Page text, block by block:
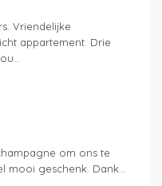
Vriendelijke
appartement. Drie
om ons te
mooi geschenk. Dank…